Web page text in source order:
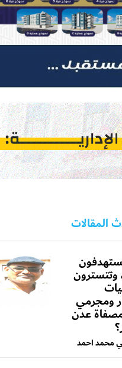
المقالات
وتتسترون
ومجرمي
عدن
محمد احمد